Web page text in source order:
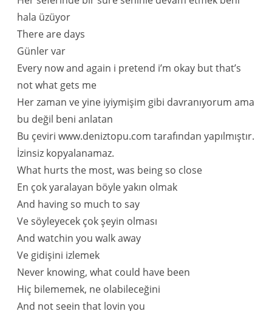
hala üzüyor
There are days
Günler var
Every now and again i pretend i’m okay but that’s
not what gets me
Her zaman ve yine iyiymişim gibi davranıyorum ama
bu değil beni anlatan
Bu çeviri www.deniztopu.com tarafından yapılmıştır.
İzinsiz kopyalanamaz.
What hurts the most, was being so close
En çok yaralayan böyle yakın olmak
And having so much to say
Ve söyleyecek çok şeyin olması
And watchin you walk away
Ve gidişini izlemek
Never knowing, what could have been
Hiç bilememek, ne olabileceğini
And not seein that lovin you